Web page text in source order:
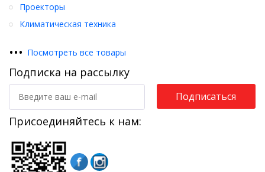
Проекторы
Климатическая техника
••• Посмотреть все товары
Подписка на рассылку
Подписаться
Присоединяйтесь к нам: